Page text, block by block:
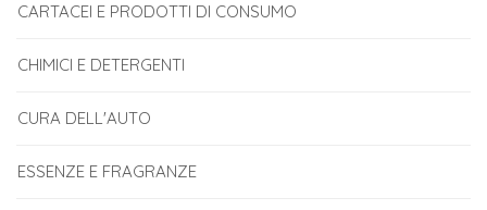
CARTACEI E PRODOTTI DI CONSUMO
CHIMICI E DETERGENTI
CURA DELL'AUTO
ESSENZE E FRAGRANZE